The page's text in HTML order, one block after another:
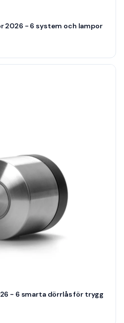
2026 - 6 system och lampor
- 6 smarta dörrlås för trygg